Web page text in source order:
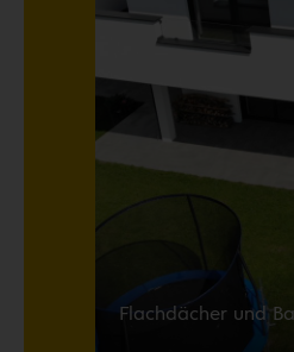
Flachdächer und